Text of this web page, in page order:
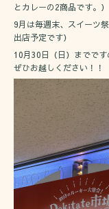
とカレーの2商品です。）
9月は毎週末、スイーツ
出店予定です）
10月30日（日）までで
ぜひお越しください！！